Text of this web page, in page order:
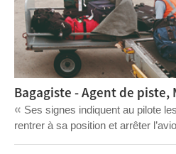
Bagagiste - Agent de piste,
« Ses signes indiquent au pilote
rentrer à sa position et arrêter